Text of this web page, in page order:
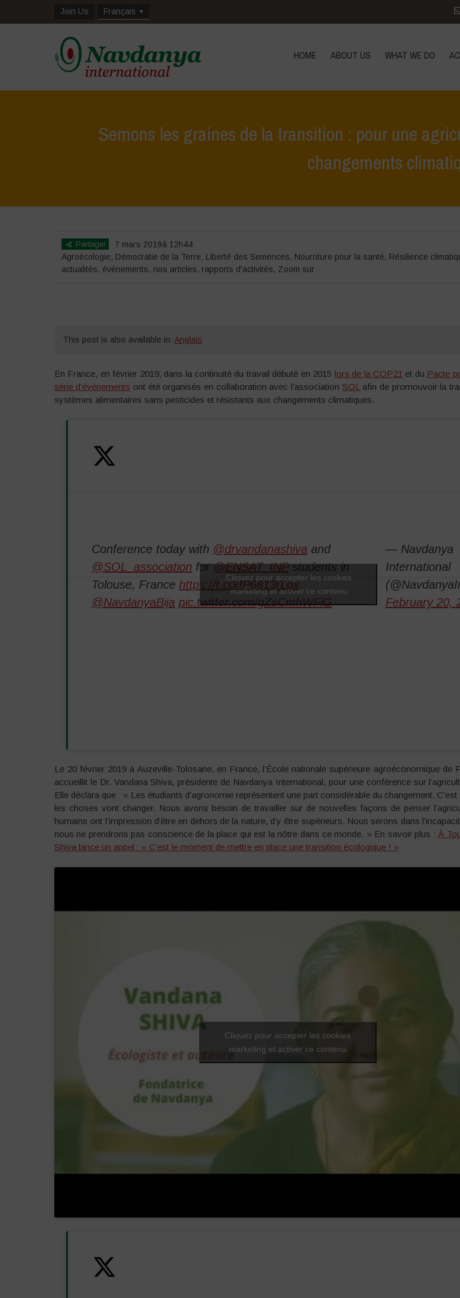
Join Us Français
HOME ABOUT US WHAT WE DO
Semons les graines de la transition : pour une
changements
Partager
7 mars 2019à 12h44
Agroécologie, Démocratie de la Terre, Liberté des Semences, Nourriture pour la santé, Résilience
actualités, événements, nos articles, rapports d'activités, Zoom sur
This post is also available in: Anglais
En France, en février 2019, dans la continuité du travail débuté en 2015 lors de la COP21 et du Pacte
série d’évènements ont été organisés en collaboration avec l’association SOL afin de promouvoir la
systèmes alimentaires sans pesticides et résistants aux changements climatiques.
Conference today with @drvandanashiva and
@SOL_association for@ENSAT_INPstudents in
Tolouse, France https://t.co/fP6813rLox
@NavdanyaBija pic.twitter.com/gZsCmhWFlG
— Navdanya
International
February 20,
Cliquez pour accepter les cookies
marketing et activer ce contenu
Le 20 février 2019 à Auzeville-Tolosane, en France, l’École nationale supérieure agroéconomique de
accueillit le Dr. Vandana Shiva, présidente de Navdanya International, pour une conférence sur
Elle déclara que : « Les étudiants d’agronomie représentent une part considérable du changement.
les choses vont changer. Nous avons besoin de travailler sur de nouvelles façons de penser
humains ont l’impression d’être en dehors de la nature, d’y être supérieurs. Nous serons dans
nous ne prendrons pas conscience de la place qui est la nôtre dans ce monde. » En savoir plus :À
Shiva lance un appel : « C’est le moment de mettre en place une transition écologique ! »
Cliquez pour accepter les cookies
marketing et activer ce contenu